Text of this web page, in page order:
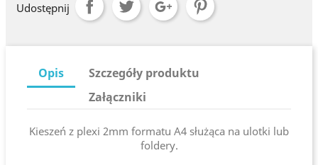
Udostępnij
Opis
Szczegóły produktu
Załączniki
Kieszeń z plexi 2mm formatu A4 służąca na ulotki lub
foldery.